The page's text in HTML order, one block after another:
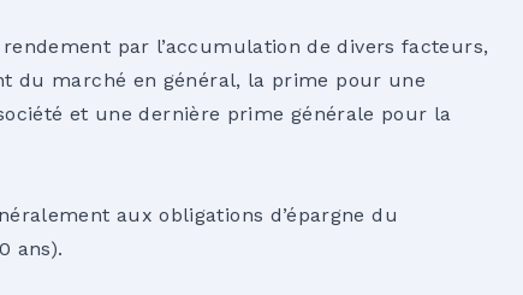
par l’accumulation de divers facteurs,
du marché en général, la prime pour une
et une dernière prime générale pour la
aux obligations d’épargne du
ans).